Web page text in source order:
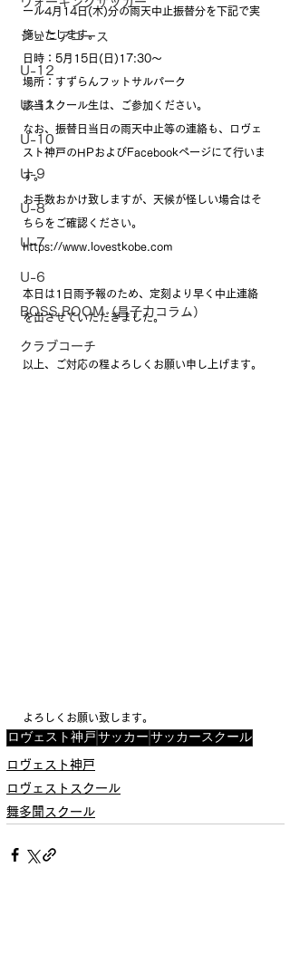
ジュニアユース
U-12
U-11
U-10
U-9
U-8
U-7
U-6
BOSS ROOM（昌子力コラム）
クラブコーチ
ール4月14日(木)分の雨天中止振替分を下記で実
施いたします。
日時：5月15日(日)17:30〜
場所：すずらんフットサルパーク
該当スクール生は、ご参加ください。
なお、振替日当日の雨天中止等の連絡も、ロヴェ
スト神戸のHPおよびFacebookページにて行いま
す。
お手数おかけ致しますが、天候が怪しい場合はそ
ちらをご確認ください。
https://www.lovestkobe.com
本日は1日雨予報のため、定刻より早く中止連絡
を出させていただきました。
以上、ご対応の程よろしくお願い申し上げます。
よろしくお願い致します。
ロヴェスト神戸サッカーサッカースクール
ロヴェスト神戸
ロヴェストスクール
舞多聞スクール